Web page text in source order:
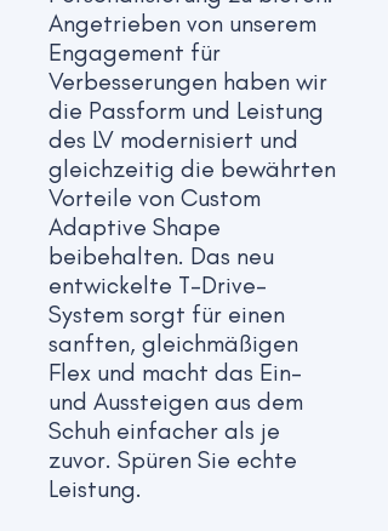
Angetrieben von unserem
Engagement für
Verbesserungen haben wir
die Passform und Leistung
des LV modernisiert und
gleichzeitig die bewährten
Vorteile von Custom
Adaptive Shape
beibehalten. Das neu
entwickelte T-Drive-
System sorgt für einen
sanften, gleichmäßigen
Flex und macht das Ein-
und Aussteigen aus dem
Schuh einfacher als je
zuvor. Spüren Sie echte
Leistung.